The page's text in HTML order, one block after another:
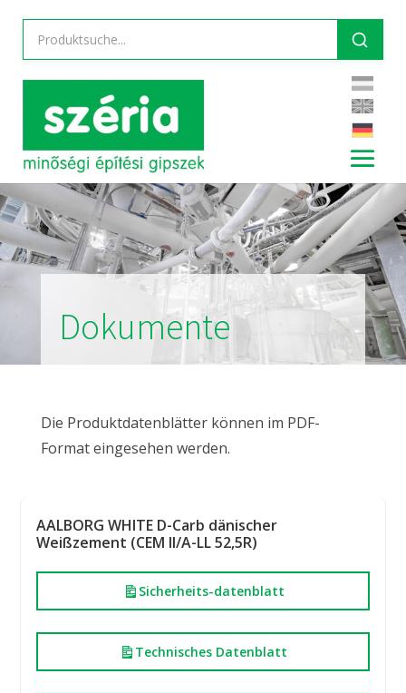
Dokumente
Die Produktdatenblätter können im PDF-
Format eingesehen werden.
AALBORG WHITE D-Carb dänischer
Weißzement (CEM II/A-LL 52,5R)
Sicherheits-datenblatt
Technisches Datenblatt